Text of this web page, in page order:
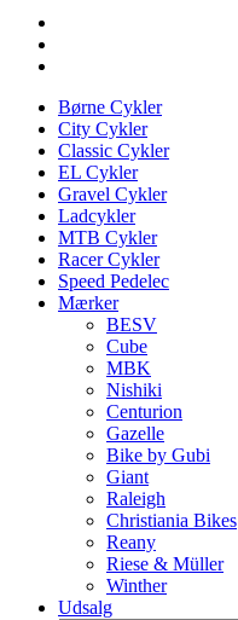
Børne Cykler
City Cykler
Classic Cykler
EL Cykler
Gravel Cykler
Ladcykler
MTB Cykler
Racer Cykler
Speed Pedelec
Mærker
BESV
Cube
MBK
Nishiki
Centurion
Gazelle
Bike by Gubi
Giant
Raleigh
Christiania Bikes
Reany
Riese & Müller
Winther
Udsalg